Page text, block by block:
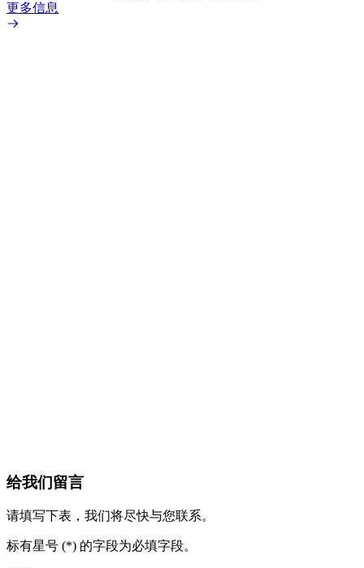
更多信息
给我们留言
请填写下表，我们将尽快与您联系。
标有星号 (*) 的字段为必填字段。